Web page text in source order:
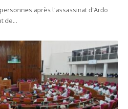
après l'assassinat d'Ardo
de…